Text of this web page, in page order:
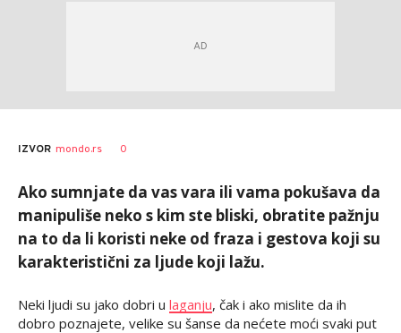
IZVOR mondo.rs 0
Ako sumnjate da vas vara ili vama pokušava da
manipuliše neko s kim ste bliski, obratite pažnju
na to da li koristi neke od fraza i gestova koji su
karakteristični za ljude koji lažu.
Neki ljudi su jako dobri u laganju, čak i ako mislite da ih
dobro poznajete, velike su šanse da nećete moći svaki put